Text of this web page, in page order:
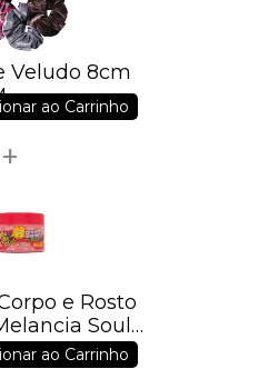
Veludo 8cm
ao Carrinho
e Rosto
Soul
ao Carrinho